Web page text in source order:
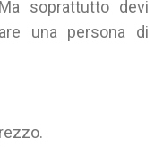
soprattutto devi
una persona di